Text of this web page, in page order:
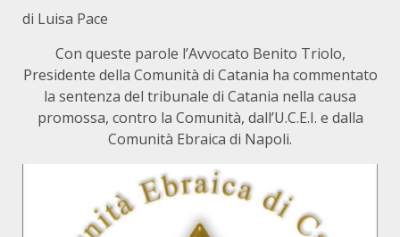
di Luisa Pace
Con queste parole l’Avvocato Benito Triolo,
Presidente della Comunità di Catania ha commentato
la sentenza del tribunale di Catania nella causa
promossa, contro la Comunità, dall’U.C.E.I. e dalla
Comunità Ebraica di Napoli.